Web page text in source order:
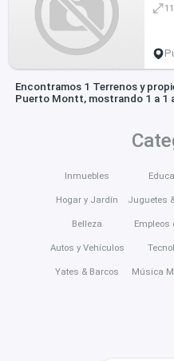
Encontramos 1 Terrenos y
Puerto Montt, mostrando 1 a 1
Inmuebles
Hogar y Jardín
Belleza
Autos y Vehículos
Yates & Barcos
Juguetes
Empleos
Música